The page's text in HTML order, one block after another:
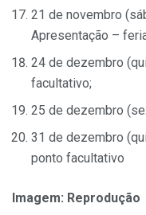
21 de novembro
Apresentação –
24 de dezembro
facultativo;
25 de dezembro
31 de dezembro
ponto facultativo
Imagem: Reprodução